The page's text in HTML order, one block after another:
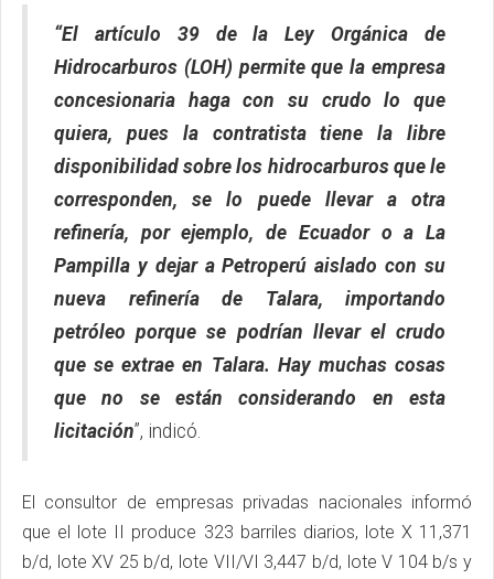
“El artículo 39 de la Ley Orgánica de
Hidrocarburos (LOH) permite que la empresa
concesionaria haga con su crudo lo que
quiera, pues la contratista tiene la libre
disponibilidad sobre los hidrocarburos que le
corresponden, se lo puede llevar a otra
refinería, por ejemplo, de Ecuador o a La
Pampilla y dejar a Petroperú aislado con su
nueva refinería de Talara, importando
petróleo porque se podrían llevar el crudo
que se extrae en Talara. Hay muchas cosas
que no se están considerando en esta
licitación”, indicó.
El consultor de empresas privadas nacionales informó
que el lote II produce 323 barriles diarios, lote X 11,371
b/d, lote XV 25 b/d, lote VII/VI 3,447 b/d, lote V 104 b/s y